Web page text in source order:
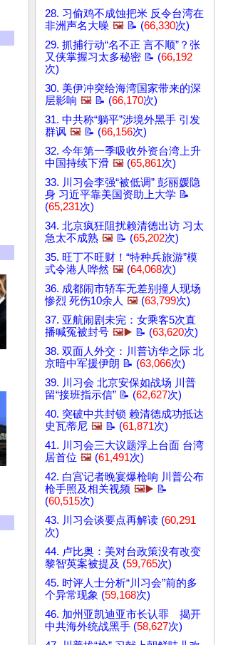
28. 习偷鸡不成蚀把米 反令台湾在
非洲声名大噪 🖼️ 📝 (66,330次)
29. 抓捕行动“名不正 言不顺”？张
又侠掌握习太多秘密 📝 (66,192
次)
30. 美伊冲突给海湾国家带来的深
层影响 🖼️ 📝 (66,170次)
31. 中共称“躺平”涉境外黑手 引发
群讽 🖼️ 📝 (66,156次)
32. 今年第一季吸收外资台湾上升
中国持续下滑 🖼️ (65,861次)
33. 川习会李强“被低调” 彭丽媛隐
身 习近平靠美国资助上大学 📝
(65,231次)
34. 北京疯狂阻扰赖清德出访 习太
急太不成熟 🖼️ 📝 (65,202次)
35. 旺丁不旺财！“特种兵旅游”模
式令港人哗然 🖼️ (64,068次)
36. 成都闹市轿车无差别撞人现场
惨烈 死伤10余人 🖼️ (63,799次)
37. 亚航闹剧未完：女乘客5次直
播喊冤被封号 🖼️▶️ 📝 (63,620次)
38. 双面人外交：川普访华之际 北
京暗中军援伊朗 📝 (63,066次)
39. 川习会 北京安保如战场 川普
留“接班指示信” 📝 (62,627次)
40. 突破中共封锁 赖清德成功抵达
史瓦蒂尼 🖼️ 📝 (61,871次)
41. 川习会三大议题浮上台面 台湾
居首位 🖼️ (61,491次)
42. 白宫记者晚宴爆枪响 川普公布
枪手照及相关视频 🖼️▶️ 📝
(60,515次)
43. 川习会谈要点再解读 (60,291
次)
44. 卢比奥：美对台政策没有改变
黎智英案被提及 (59,765次)
45. 时评人士分析“川习会”前的多
个异常现象 (59,168次)
46. 加州亚凯迪亚市长认罪 揭开
中共海外统战黑手 (58,627次)